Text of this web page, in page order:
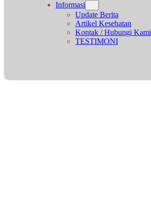
Informasi
Update Berita
Artikel Kesehatan
Kontak / Hubungi Kami
TESTIMONI